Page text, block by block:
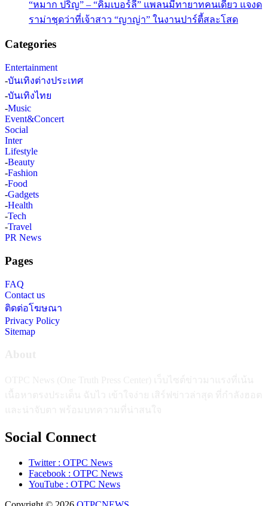
“หมาก ปริญ” – “คิมเบอร์ลี่” แพลนมีทายาทคนเดียว แจงด
ราม่าชุดว่าที่เจ้าสาว “ญาญ่า” ในงานปาร์ตี้สละโสด
Categories
Entertainment
-บันเทิงต่างประเทศ
-บันเทิงไทย
-Music
Event&Concert
Social
Inter
Lifestyle
-Beauty
-Fashion
-Food
-Gadgets
-Health
-Tech
-Travel
PR News
Pages
FAQ
Contact us
ติดต่อโฆษณา
Privacy Policy
Sitemap
Social Connect
Twitter : OTPC News
Facebook : OTPC News
YouTube : OTPC News